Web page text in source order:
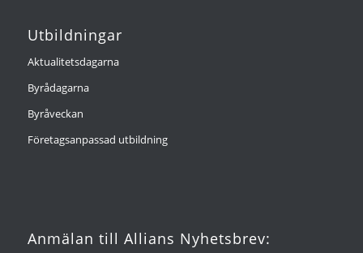
Utbildningar
Aktualitetsdagarna
Byrådagarna
Byråveckan
Företagsanpassad utbildning
Anmälan till Allians Nyhetsbrev: